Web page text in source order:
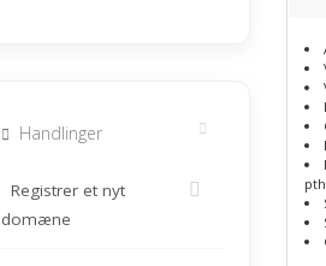
Handlinger
Registrer et nyt
domæne